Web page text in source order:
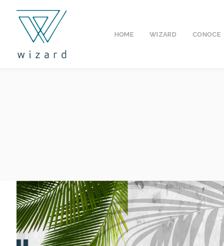
HOME WIZARD CONOCE